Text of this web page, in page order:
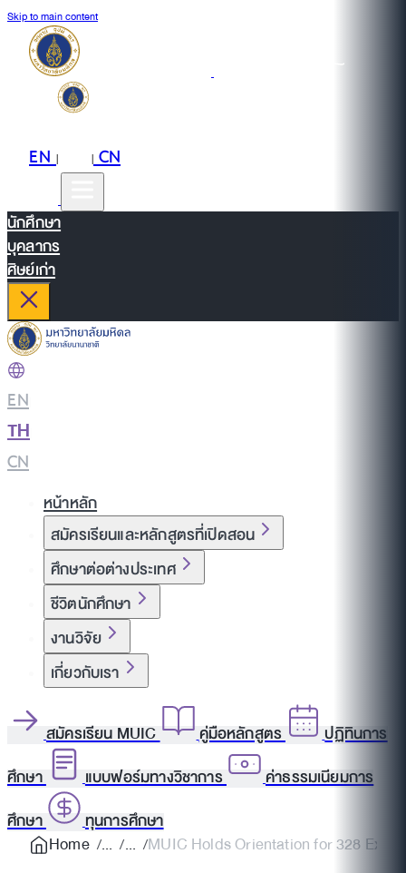
Skip to main content
EN| |CN
นักศึกษา
บุคลากร
ศิษย์เก่า
EN
TH
CN
หน้าหลัก
สมัครเรียนและหลักสูตรที่เปิดสอน
ศึกษาต่อต่างประเทศ
ชีวิตนักศึกษา
งานวิจัย
เกี่ยวกับเรา
สมัครเรียน MUIC คู่มือหลักสูตร
ปฏิทินการ
ศึกษา
แบบฟอร์มทางวิชาการ
ค่าธรรมเนียมการ
ศึกษา
ทุนการศึกษา
Home
MUIC Holds Orientation for 328